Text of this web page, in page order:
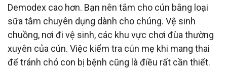
Demodex cao hơn. Bạn nên tắm cho cún bằng loại
sữa tắm chuyên dụng dành cho chúng. Vệ sinh
chuồng, nơi đi vệ sinh, các khu vực chơi đùa thường
xuyên của cún. Việc kiểm tra cún mẹ khi mang thai
để tránh chó con bị bệnh cũng là điều rất cần thiết.